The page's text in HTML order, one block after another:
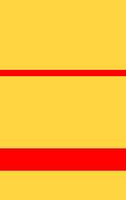
овсяный